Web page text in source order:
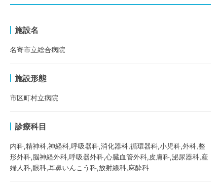
施設名
名寄市立総合病院
施設形態
市区町村立病院
診療科目
内科,精神科,神経科,呼吸器科,消化器科,循環器科,小児科,外科,整
形外科,脳神経外科,呼吸器外科,心臓血管外科,皮膚科,泌尿器科,産
婦人科,眼科,耳鼻いんこう科,放射線科,麻酔科